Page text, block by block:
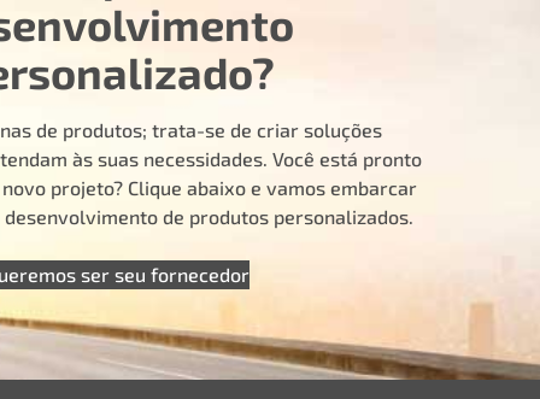
de produtos; trata-se de criar soluções
às suas necessidades. Você está pronto
projeto? Clique abaixo e vamos embarcar
de produtos personalizados.
ser seu fornecedor